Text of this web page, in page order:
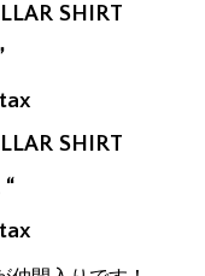
SHIRT
SHIRT